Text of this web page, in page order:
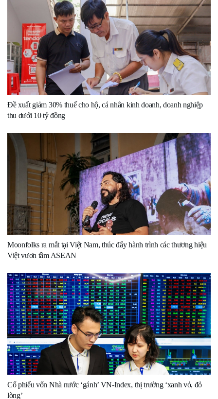
Đề xuất giảm 30% thuế cho hộ, cá nhân kinh doanh, doanh nghiệp
thu dưới 10 tỷ đồng
Moonfolks ra mắt tại Việt Nam, thúc đẩy hành trình các thương hiệu
Việt vươn tầm ASEAN
Cổ phiếu vốn Nhà nước ‘gánh’ VN-Index, thị trường ‘xanh vỏ, đỏ
lòng’